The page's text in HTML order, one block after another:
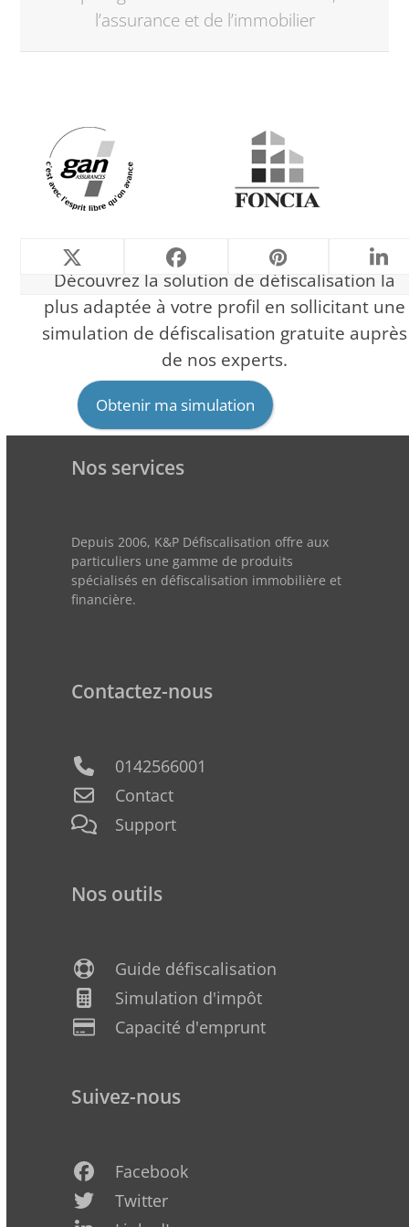
l’assurance et de l’immobilier
access
carousel
navigation
Découvrez la solution de défiscalisation la
plus adaptée à votre profil en sollicitant une
simulation de défiscalisation gratuite auprès
de nos experts.
Obtenir ma simulation
Nos services
Depuis 2006, K&P Défiscalisation offre aux
particuliers une gamme de produits
spécialisés en défiscalisation immobilière et
financière.
Contactez-nous
0142566001
Contact
Support
Nos outils
Guide défiscalisation
Simulation d'impôt
Capacité d'emprunt
Suivez-nous
Facebook
Twitter